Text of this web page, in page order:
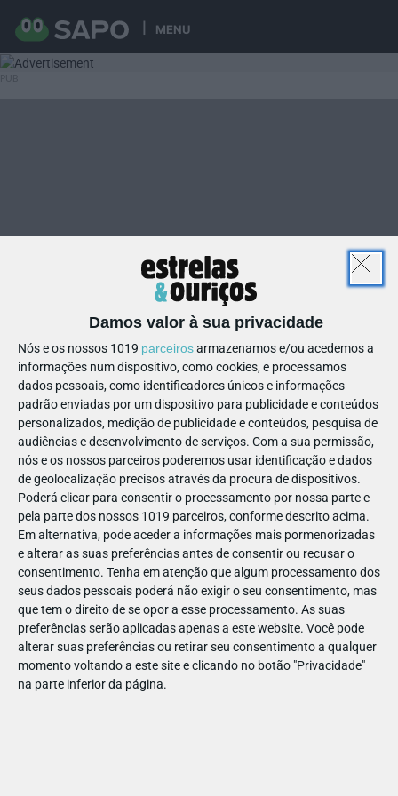
MENU
Damos valor à sua privacidade
Nós e os nossos 1019 parceirosarmazenamos e/ou acedemos a
informações num dispositivo, como cookies, e processamos
dados pessoais, como identificadores únicos e informações
padrão enviadas por um dispositivo para publicidade e conteúdos
personalizados, medição de publicidade e conteúdos, pesquisa de
audiências e desenvolvimento de serviços. Com a sua permissão,
nós e os nossos parceiros poderemos usar identificação e dados
de geolocalização precisos através da procura de dispositivos.
Poderá clicar para consentir o processamento por nossa parte e
pela parte dos nossos 1019 parceiros, conforme descrito acima.
Em alternativa, pode aceder a informações mais pormenorizadas
e alterar as suas preferências antes de consentir ou recusar o
consentimento. Tenha em atenção que algum processamento dos
seus dados pessoais poderá não exigir o seu consentimento, mas
que tem o direito de se opor a esse processamento. As suas
preferências serão aplicadas apenas a este website. Você pode
alterar suas preferências ou retirar seu consentimento a qualquer
momento voltando a este site e clicando no botão "Privacidade"
na parte inferior da página.
22
64250236521641